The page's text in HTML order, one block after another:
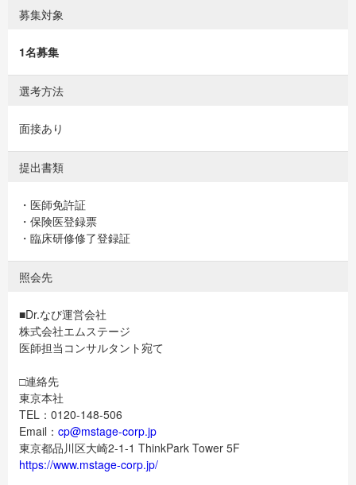
募集対象
1名募集
選考方法
面接あり
提出書類
・医師免許証
・保険医登録票
・臨床研修修了登録証
照会先
■Dr.なび運営会社
株式会社エムステージ
医師担当コンサルタント宛て
□連絡先
東京本社
TEL：0120-148-506
Email： cp@mstage-corp.jp
東京都品川区大崎2-1-1 ThinkPark Tower 5F
https://www.mstage-corp.jp/